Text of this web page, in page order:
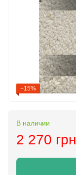
−15%
В наличии
2 270 грн